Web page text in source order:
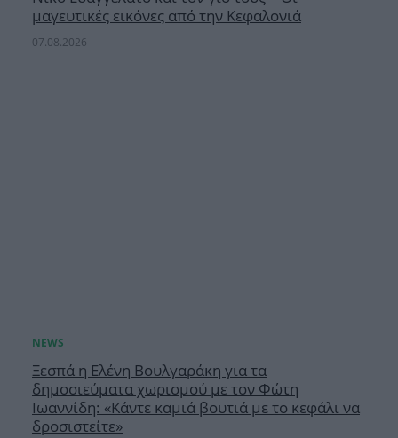
μαγευτικές εικόνες από την Κεφαλονιά
07.08.2026
Ξεσπά η Ελένη Βουλγαράκη για τα
δημοσιεύματα χωρισμού με τον Φώτη
Ιωαννίδη: «Κάντε καμιά βουτιά με το κεφάλι να
δροσιστείτε»